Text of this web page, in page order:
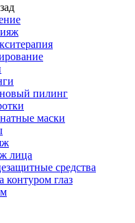
пилинг
маски
лица
средства
контуром глаз